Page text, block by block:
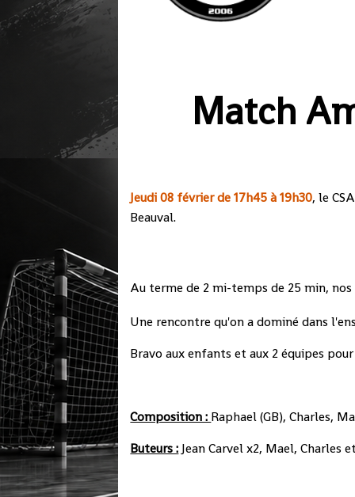
Match
Jeudi 08 février de 17h45 à 19h30, le
Beauval.
Au terme de 2 mi-temps de 25 min,
Une rencontre qu'on a dominé dans
Bravo aux enfants et aux 2 équipes
Composition : Raphael (GB), Charles,
Buteurs : Jean Carvel x2, Mael, Charles